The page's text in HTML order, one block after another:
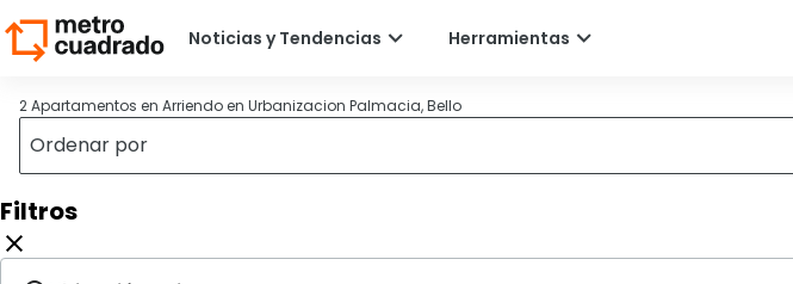
2 Apartamentos en Arriendo en Urbanizacion Palmacia, Bello
Filtros